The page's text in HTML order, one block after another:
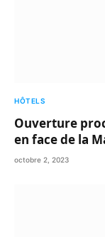
HÔTELS
Ouverture
en face de la
octobre 2, 2023